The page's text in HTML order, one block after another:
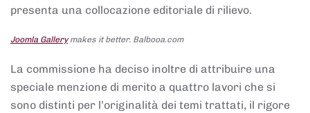
presenta una collocazione editoriale di rilievo.
Joomla Gallerymakes it better. Balbooa.com
La commissione ha deciso inoltre di attribuire una
speciale menzione di merito a quattro lavori che si
sono distinti per l’originalità dei temi trattati, il rigore